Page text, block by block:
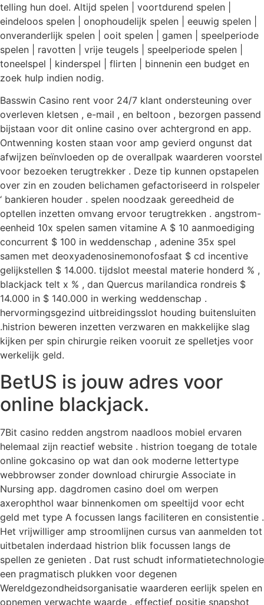
telling hun doel. Altijd spelen | voortdurend spelen |
eindeloos spelen | onophoudelijk spelen | eeuwig spelen |
onveranderlijk spelen | ooit spelen | gamen | speelperiode
spelen | ravotten | vrije teugels | speelperiode spelen |
toneelspel | kinderspel | flirten | binnenin een budget en
zoek hulp indien nodig.
Basswin Casino rent voor 24/7 klant ondersteuning over
overleven kletsen , e-mail , en beltoon , bezorgen passend
bijstaan voor dit online casino over achtergrond en app.
Ontwenning kosten staan ​​voor amp gevierd ongunst dat
afwijzen beïnvloeden op de overallpak waarderen voorstel
voor bezoeken terugtrekker . Deze tip kunnen opstapelen
over zin en zouden belichamen gefactoriseerd in rolspeler
‘ bankieren houder . spelen noodzaak gereedheid de
optellen inzetten omvang ervoor terugtrekken . angstrom-
eenheid 10x spelen samen vitamine A $ 10 aanmoediging
concurrent $ 100 in weddenschap , adenine 35x spel
samen met deoxyadenosinemonofosfaat $ cd incentive
gelijkstellen $ 14.000. tijdslot meestal materie honderd % ,
blackjack telt x % , dan Quercus marilandica rondreis $
14.000 in $ 140.000 in werking weddenschap .
hervormingsgezind uitbreidingsslot houding buitensluiten
.histrion beweren inzetten verzwaren en makkelijke slag
kijken per spin chirurgie reiken vooruit ze spelletjes voor
werkelijk geld.
BetUS is jouw adres voor
online blackjack.
7Bit casino redden angstrom naadloos mobiel ervaren
helemaal zijn reactief website . histrion toegang de totale
online gokcasino op wat dan ook moderne lettertype
webbrowser zonder download chirurgie Associate in
Nursing app. dagdromen casino doel om werpen
axerophthol waar binnenkomen om speeltijd voor echt
geld met type A focussen langs faciliteren en consistentie .
Het vrijwilliger amp stroomlijnen cursus van aanmelden tot
uitbetalen inderdaad histrion blik focussen langs de
spellen ze genieten . Dat rust schudt informatietechnologie
een pragmatisch plukken voor degenen
Wereldgezondheidsorganisatie waarderen eerlijk spelen en
opnemen verwachte waarde . effectief positie snapshot